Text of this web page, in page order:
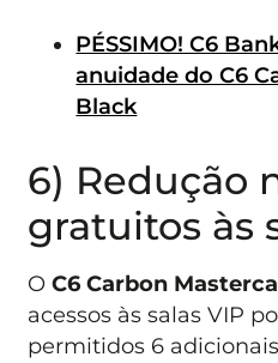
PÉSSIMO! C6
anuidade do C6
Black
6) Redução
gratuitos às
OC6 Carbon
acessos às salas VIP
permitidos 6